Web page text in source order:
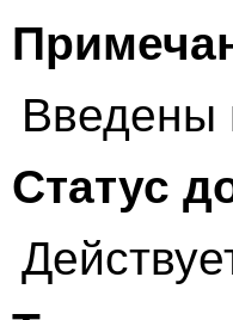
Введены
Статус